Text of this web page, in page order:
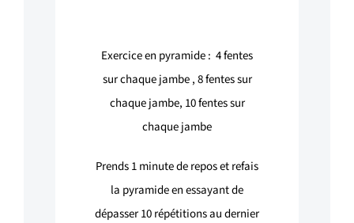
Exercice en pyramide : 4fentes
sur chaque jambe , 8fentes sur
chaque jambe, 10fentes sur
chaque jambe
Prends 1 minute de repos et refais
la pyramide en essayant de
dépasser 10 répétitions au dernier